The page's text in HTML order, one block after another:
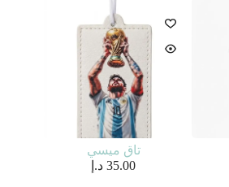
تاق ميسي
35.00 د.إ